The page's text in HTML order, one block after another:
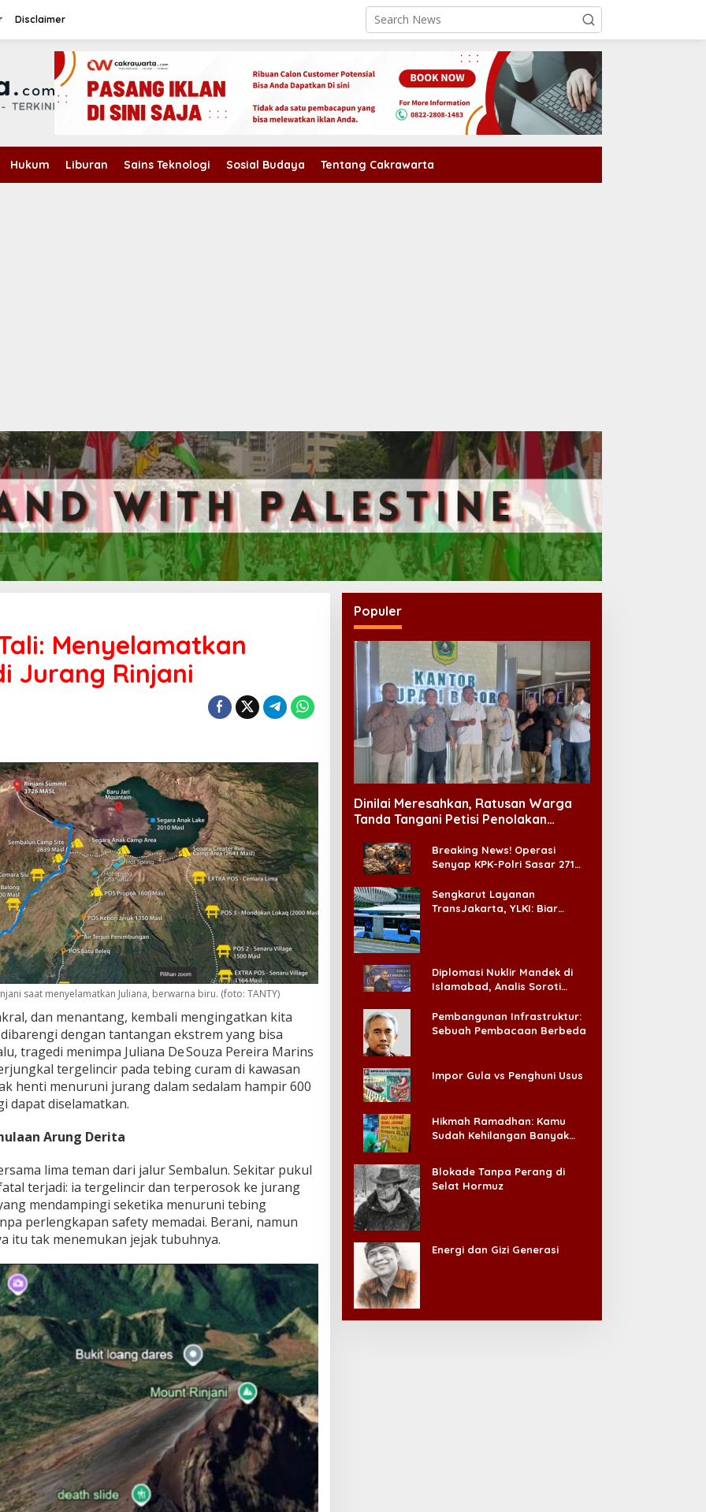
Disclaimer
Hukum Liburan Sains Teknologi Sosial Budaya Tentang Cakrawarta
Menyelamatkan
Jurang Rinjani
saat menyelamatkan Juliana, berwarna biru. (foto: TANTY)
dan menantang, kembali mengingatkan kita
dengan tantangan ekstrem yang bisa
tragedi menimpa Juliana De Souza Pereira Marins
tergelincir pada tebing curam di kawasan
henti menuruni jurang dalam sedalam hampir 600
dapat diselamatkan.
Arung Derita
lima teman dari jalur Sembalun. Sekitar pukul
terjadi: ia tergelincir dan terperosok ke jurang
mendampingi seketika menuruni tebing
perlengkapan safety memadai. Berani, namun
itu tak menemukan jejak tubuhnya.
Populer
Dinilai Meresahkan, Ratusan Warga
Tanda Tangani Petisi Penolakan
Breaking News! Operasi
Senyap KPK-Polri Sasar 271
Ada ‘Badai Pemeriksaan’
Sengkarut Layanan
TransJakarta, YLKI: Biar
Diplomasi Nuklir Mandek di
Islamabad, Analis Soroti
Pembangunan Infrastruktur:
Sebuah Pembacaan Berbeda
Impor Gula vs Penghuni Usus
Hikmah Ramadhan: Kamu
Sudah Kehilangan Banyak
Blokade Tanpa Perang di
Selat Hormuz
Energi dan Gizi Generasi